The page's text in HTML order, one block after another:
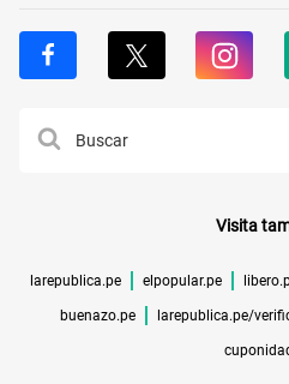
Visita
larepublica.pe elpopular.pe
buenazo.pe larepublica.pe/